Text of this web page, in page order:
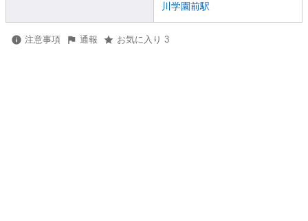
川学園前駅
注意事項 通報 お気に入り 3